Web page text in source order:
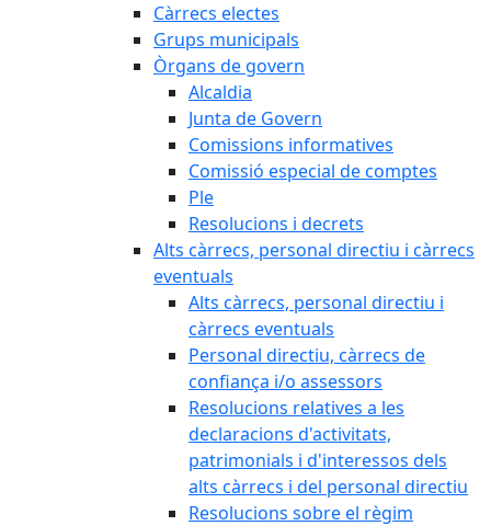
Càrrecs electes
Grups municipals
Òrgans de govern
Alcaldia
Junta de Govern
Comissions informatives
Comissió especial de comptes
Ple
Resolucions i decrets
Alts càrrecs, personal directiu i càrrecs
eventuals
Alts càrrecs, personal directiu i
càrrecs eventuals
Personal directiu, càrrecs de
confiança i/o assessors
Resolucions relatives a les
declaracions d'activitats,
patrimonials i d'interessos dels
alts càrrecs i del personal directiu
Resolucions sobre el règim